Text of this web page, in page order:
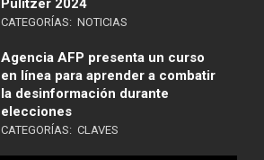
Pulitzer 2024
CATEGORÍAS: NOTICIAS
Agencia AFP presenta un curso
en línea para aprender a combatir
la desinformación durante
elecciones
CATEGORÍAS: CLAVES